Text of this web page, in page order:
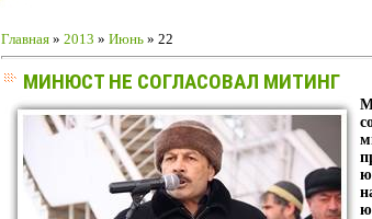
Главная » 2013 » Июнь » 22
МИНЮСТ НЕ СОГЛАСОВАЛ МИТИНГ